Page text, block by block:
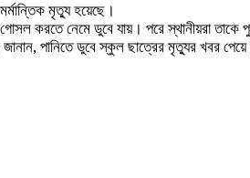
মৃত্যু হয়েছে।
গোসল করতে নেমে ডুবে যায়। পরে স্থানীয়রা
পানিতে ডুবে স্কুল ছাত্রের মৃত্যুর খবর